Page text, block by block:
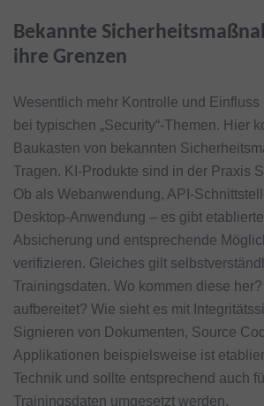
Bekannte
ihre Grenzen
Wesentlich mehr Kontrolle und Einfluss
bei typischen „Security“-Themen. Hier
Baukasten von bekannten
Tragen. KI-Produkte sind in der Praxis
Ob als Webanwendung, API-
Desktop-Anwendung – es gibt
Absicherung und entsprechende
verifizieren. Gleiches gilt
Trainingsdaten. Wo kommen diese
aufbereitet? Wie sieht es mit
Signieren von Dokumenten, Source
Applikationen beispielsweise ist
Technik und sollte entsprechend auch
Trainingsdaten umgesetzt werden.